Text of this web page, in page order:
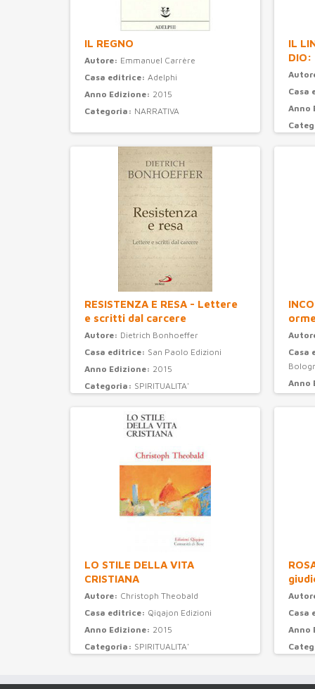
IL REGNO
Autore: Emmanuel Carrère
Casa editrice: Adelphi
Anno Edizione: 2015
Categoria: NARRATIVA
IL
DIO:
Casa
Anno
RESISTENZA E RESA - Lettere
e scritti dal carcere
Autore: Dietrich Bonhoeffer
Casa editrice: San Paolo Edizioni
Anno Edizione: 2015
Categoria: SPIRITUALITA'
Casa
Anno
LO STILE DELLA VITA
CRISTIANA
Autore: Christoph Theobald
Casa editrice: Qiqajon Edizioni
Anno Edizione: 2015
Categoria: SPIRITUALITA'
Casa
Anno